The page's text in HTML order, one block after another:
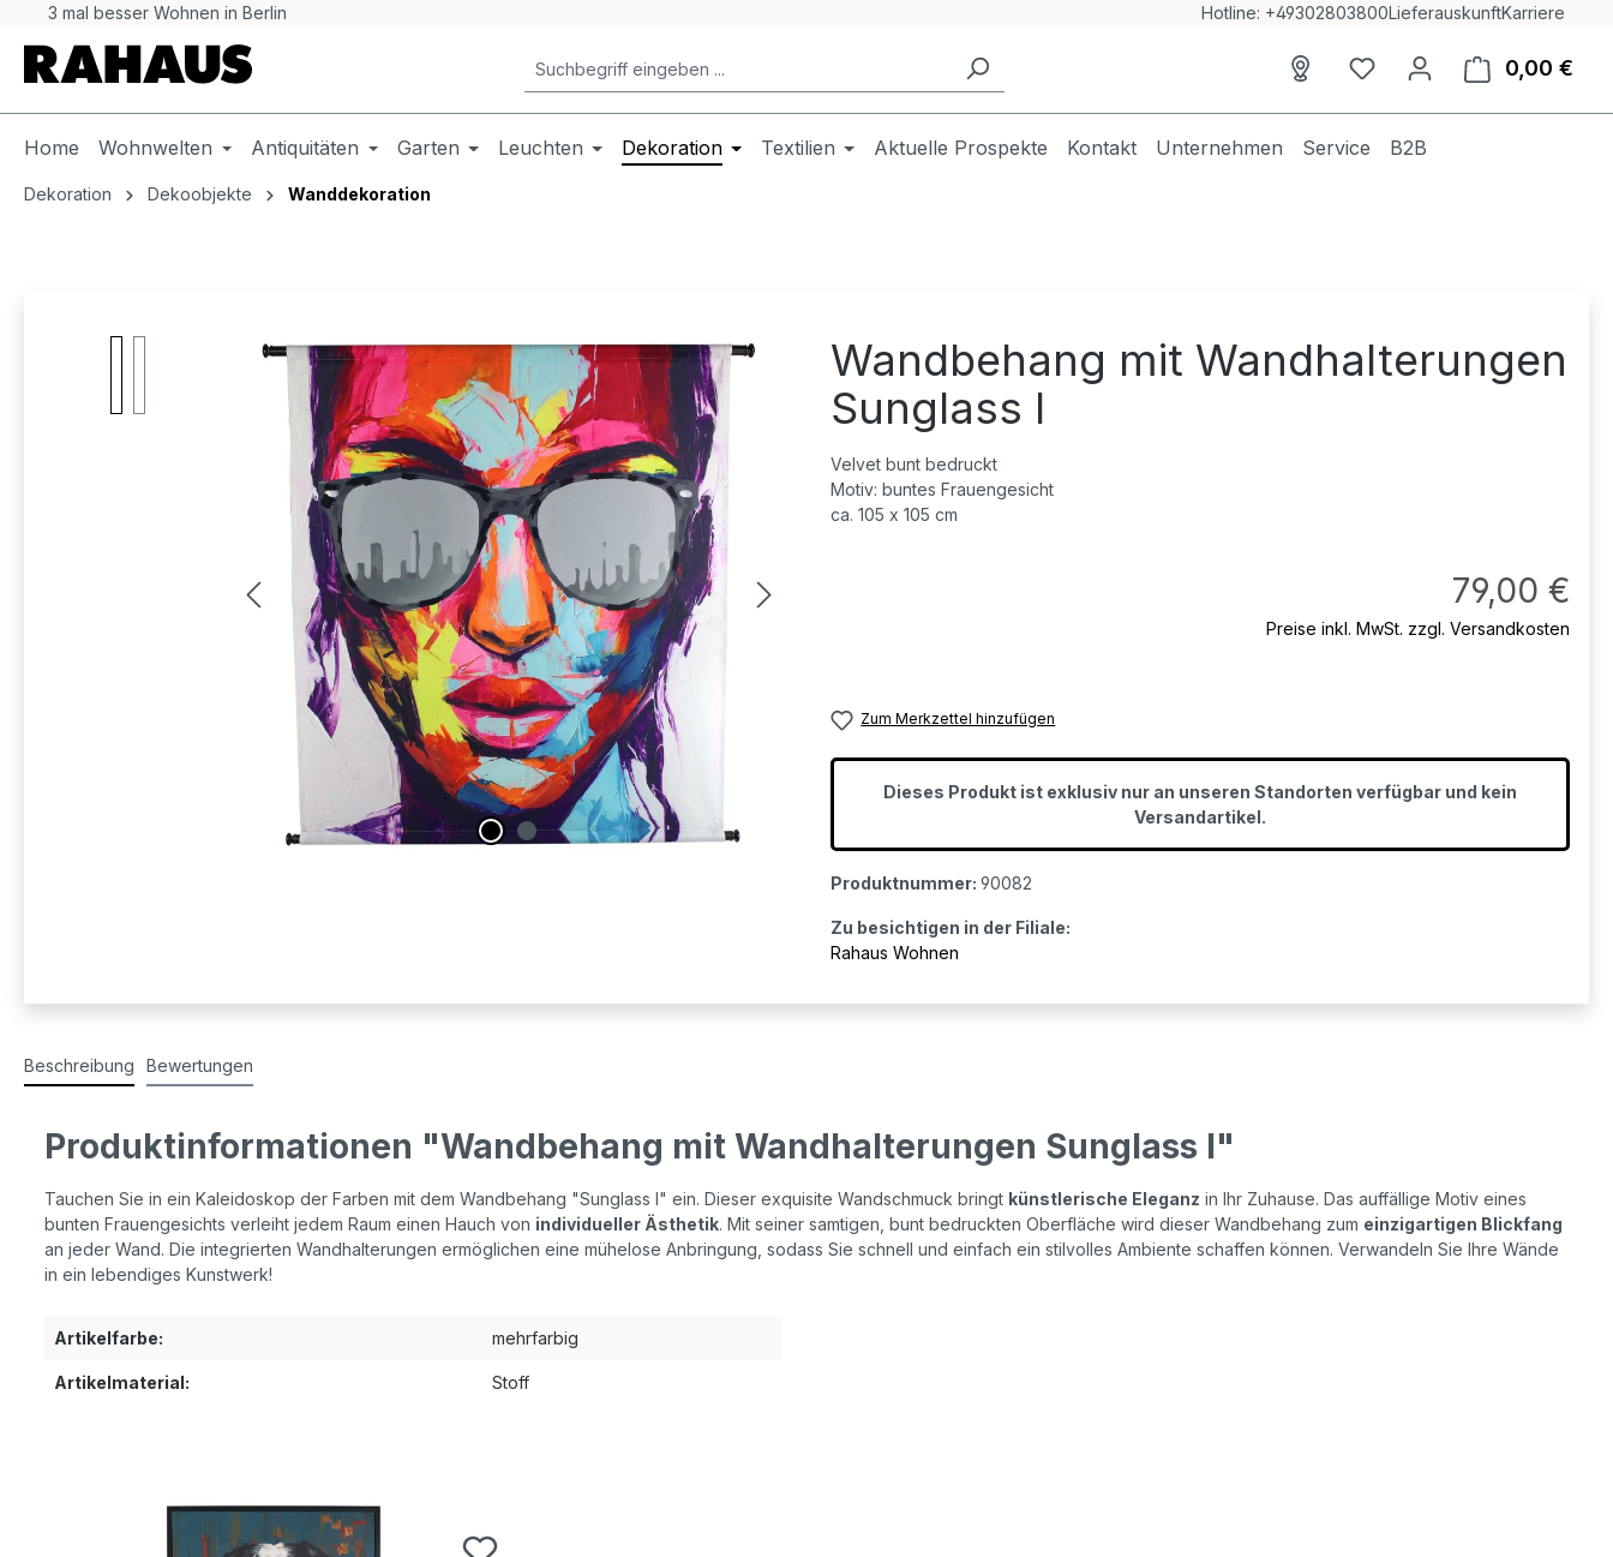
Hauptinhalt springen
Zur Suche springen
Zur Hauptnavigation springen
3 mal besser Wohnen in Berlin Hotline: +49302803800LieferauskunftKarriere
Du hast 0 Produkte auf
0,00 €
Home Wohnwelten Antiquitäten Garten Leuchten Dekoration Textilien Aktuelle Prospekte Kontakt Unternehmen Service B2B
Dekoration Dekoobjekte Wanddekoration
Wandbehang mit Wandhalterungen
Sunglass I
Velvet bunt bedruckt
Motiv: buntes Frauengesicht
ca. 105 x 105 cm
79,00 €
Preise inkl. MwSt. zzgl. Versandkosten
Zum Merkzettel hinzufügen
Dieses Produkt ist exklusiv nur an unseren Standorten verfügbar und kein
Versandartikel.
Produktnummer: 90082
Zu besichtigen in der Filiale:
Rahaus Wohnen
Beschreibung Bewertungen
Produktinformationen "Wandbehang mit Wandhalterungen Sunglass I"
Tauchen Sie in ein Kaleidoskop der Farben mit dem Wandbehang "Sunglass I" ein. Dieser exquisite Wandschmuck bringt künstlerische Eleganz in Ihr Zuhause. Das auffällige Motiv eines
bunten Frauengesichts verleiht jedem Raum einen Hauch von individueller Ästhetik. Mit seiner samtigen, bunt bedruckten Oberfläche wird dieser Wandbehang zum einzigartigen Blickfang
an jeder Wand. Die integrierten Wandhalterungen ermöglichen eine mühelose Anbringung, sodass Sie schnell und einfach ein stilvolles Ambiente schaffen können. Verwandeln Sie Ihre Wände
in ein lebendiges Kunstwerk!
Artikelfarbe: mehrfarbig
Artikelmaterial: Stoff